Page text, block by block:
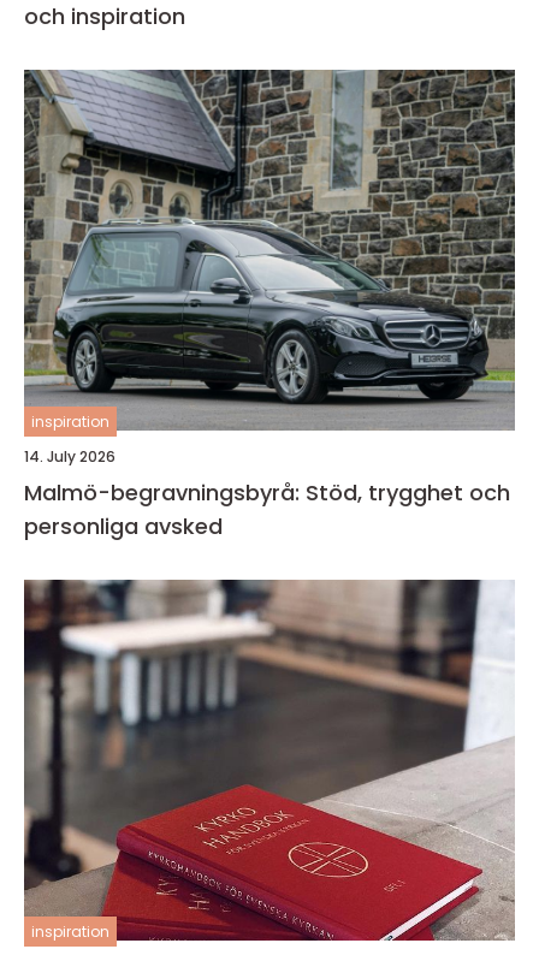
och inspiration
inspiration
14. July 2026
Malmö-begravningsbyrå: Stöd, trygghet och
personliga avsked
inspiration